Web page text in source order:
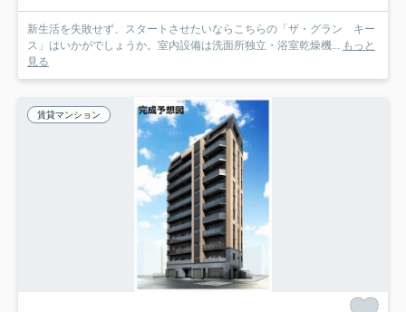
新生活を失敗せず、スタートさせたいならこちらの「ザ・グラン キー
ス」はいかがでしょうか。室内設備は洗面所独立・浴室乾燥機... もっと
見る
賃貸マンション